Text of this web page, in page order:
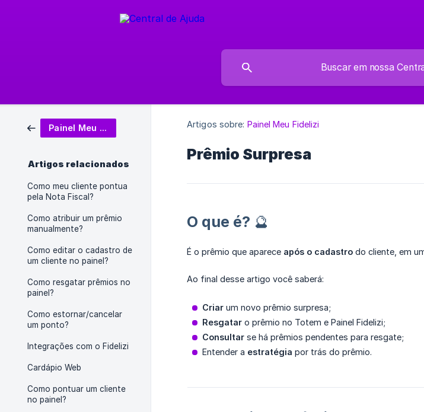
Painel Meu Fidelizi
Artigos relacionados
Como meu cliente pontua
pela Nota Fiscal?
Como atribuir um prêmio
manualmente?
Como editar o cadastro de
um cliente no painel?
Como resgatar prêmios no
painel?
Como estornar/cancelar
um ponto?
Integrações com o Fidelizi
Cardápio Web
Como pontuar um cliente
no painel?
Artigos sobre: Painel Meu Fidelizi
Prêmio Surpresa
O que é? 🔮
É o prêmio que aparece após o cadastro do cliente, em
Ao final desse artigo você saberá:
Criar um novo prêmio surpresa;
Resgatar o prêmio no Totem e Painel Fidelizi;
Consultar se há prêmios pendentes para resgate;
Entender a estratégia por trás do prêmio.